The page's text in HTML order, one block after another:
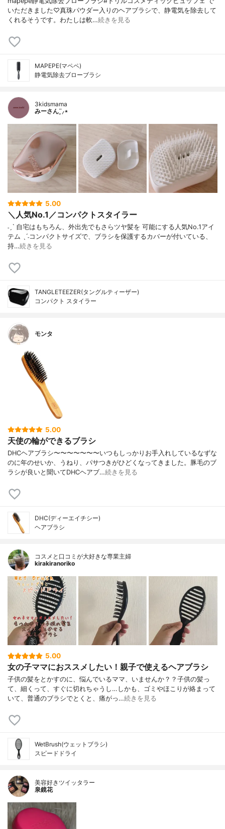
いただきました♡真珠パウダー入りのヘアブラシで、静電気を除去して
くれるそうです。わたしは軟…続きを見る
MAPEPE(マペペ)
静電気除去ブローブラシ
3kidsmama
みーさん¨̮⸝⋆
5.00
＼人気No.1／コンパクトスタイラー
˗ˏˋ 自宅はもちろん、外出先でもさらツヤ髪を 可能にする人気No.1アイ
テム ˎˊ˗コンパクトサイズで、ブラシを保護するカバーが付いている、
持…続きを見る
TANGLETEEZER(タングルティーザー)
コンパクト スタイラー
モンタ
5.00
天使の輪ができるブラシ
DHCヘアブラシ〜〜〜〜〜〜〜いつもしっかりお手入れしているなずな
のに年のせいか、うねり、パサつきがひどくなってきました。豚毛のブ
ラシが良いと聞いてDHCヘアブ…続きを見る
DHC(ディーエイチシー)
ヘアブラシ
コスメと口コミが大好きな専業主婦
kirakiranoriko
5.00
女の子ママにおススメしたい！親子で使えるヘアブラシ
子供の髪をとかすのに、悩んでいるママ、いませんか？？子供の髪っ
て、細くって、すぐに切れちゃうし…しかも、ゴミやほこりが絡まって
いて、普通のブラシでとくと、痛がっ…続きを見る
WetBrush(ウェットブラシ)
スピードドライ
美容好きツイッタラー
泉鏡花